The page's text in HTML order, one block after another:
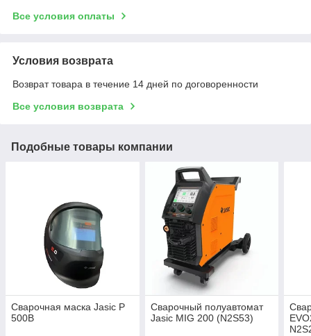
Все условия оплаты
Условия возврата
Возврат товара в течение 14 дней по договоренности
Все условия возврата
Подобные товары компании
Сварочная маска Jasic P
500B
Сварочный полуавтомат
Jasic MIG 200 (N2S53)